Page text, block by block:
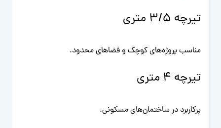
تیرچه ۳/۵ متری
مناسب پروژه‌های کوچک و فضاهای محدود.
تیرچه 4 متری
پرکاربرد در ساختمان‌های مسکونی.